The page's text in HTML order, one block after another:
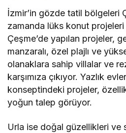
İzmir’in gözde tatil bölgeleri
zamanda lüks konut
Çeşme’de yapılan projeler,
manzaralı, özel plajlı ve
olanaklara sahip villalar ve
karşımıza çıkıyor. Yazlık
konseptindeki projeler,
yoğun talep görüyor.
Urla ise doğal güzellikleri ve